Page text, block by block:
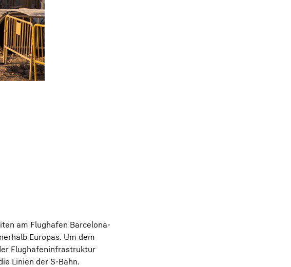
am Flughafen Barcelona-
Europas. Um dem
Flughafeninfrastruktur
Linien der S-Bahn.